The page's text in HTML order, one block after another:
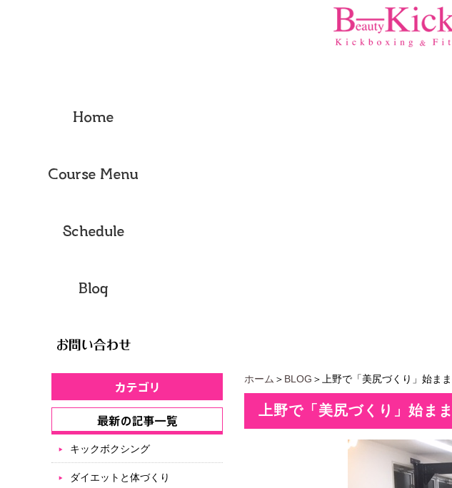
ホーム ＞ BLOG ＞上野で「美尻づくり」始ま
上野で「美尻づくり」始ま
キックボクシング
ダイエットと体づくり